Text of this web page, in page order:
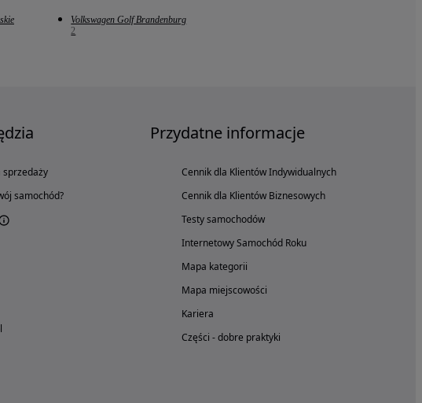
Volkswagen Golf Brandenburg
2
sprzedaży
samochód?
Przydatne informacje
Cennik dla Klientów Indywidualnych
Cennik dla Klientów Biznesowych
Testy samochodów
Internetowy Samochód Roku
Mapa kategorii
Mapa miejscowości
Kariera
Części - dobre praktyki